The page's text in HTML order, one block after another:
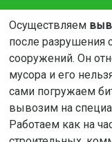
Осуществляем
после разрушения
сооружений. Он
мусора и его
сами погружаем
вывозим на
Работаем как на